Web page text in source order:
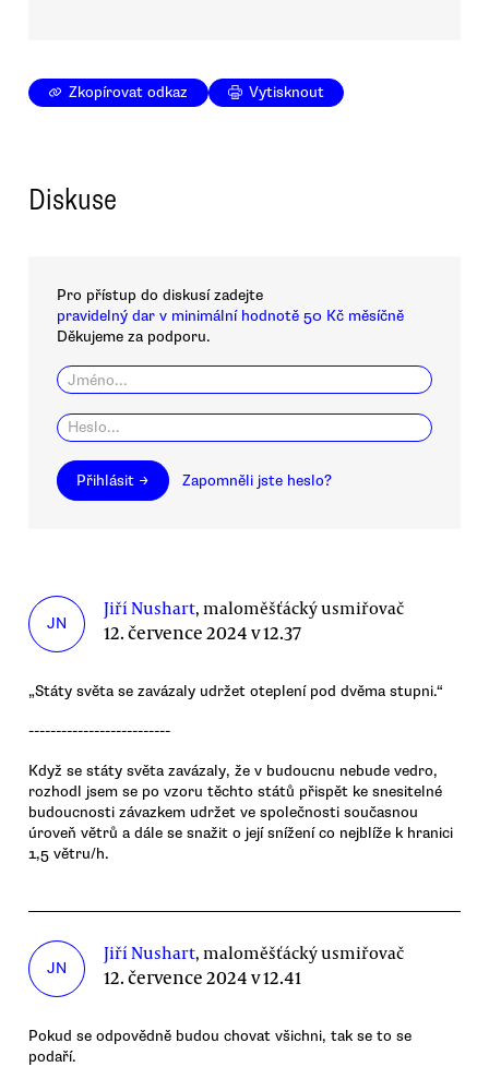
Zkopírovat odkaz Vytisknout
Diskuse
Pro přístup do diskusí zadejte
pravidelný dar v minimální hodnotě 50 Kč měsíčně
Děkujeme za podporu.
Přihlásit → Zapomněli jste heslo?
JN
Jiří Nushart, maloměšťácký usmiřovač
12. července 2024 v 12.37
„Státy světa se zavázaly udržet oteplení pod dvěma stupni.“
--------------------------
Když se státy světa zavázaly, že v budoucnu nebude vedro,
rozhodl jsem se po vzoru těchto států přispět ke snesitelné
budoucnosti závazkem udržet ve společnosti současnou
úroveň větrů a dále se snažit o její snížení co nejblíže k hranici
1,5 větru/h.
JN
Jiří Nushart, maloměšťácký usmiřovač
12. července 2024 v 12.41
Pokud se odpovědně budou chovat všichni, tak se to se
podaří.